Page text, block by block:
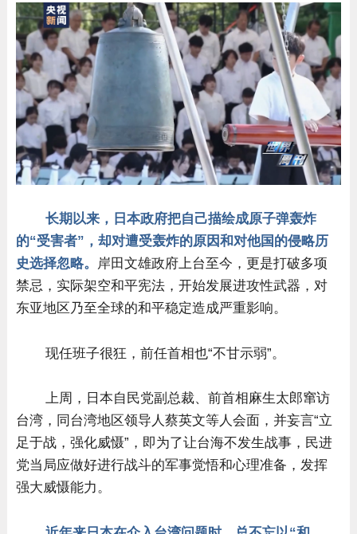
长期以来，日本政府把自己描绘成原子弹轰炸
的“受害者”，却对遭受轰炸的原因和对他国的侵略历
史选择忽略。 岸田文雄政府上台至今，更是打破多项
禁忌，实际架空和平宪法，开始发展进攻性武器，对
东亚地区乃至全球的和平稳定造成严重影响。
现任班子很狂，前任首相也“不甘示弱”。
上周，日本自民党副总裁、前首相麻生太郎窜访
台湾，同台湾地区领导人蔡英文等人会面，并妄言“立
足于战，强化威慑”，即为了让台海不发生战事，民进
党当局应做好进行战斗的军事觉悟和心理准备，发挥
强大威慑能力。